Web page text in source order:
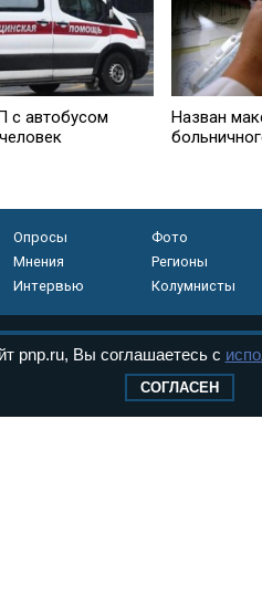
с автобусом
Назван
Опросы
Фото
Мнения
Регионы
Интервью Колумнисты
pnp.ru, Вы соглашаетесь с
СОГЛАСЕН